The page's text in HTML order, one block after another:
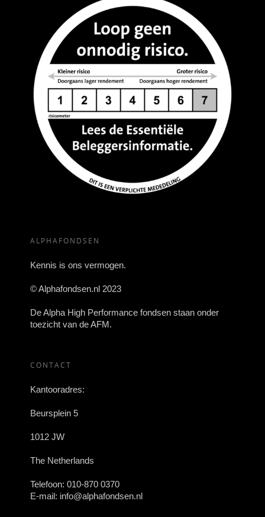
ALPHAFONDSEN
Kennis is ons vermogen.
© Alphafondsen.nl 2023
De Alpha High Performance fondsen staan onder
toezicht van de AFM.
CONTACT
Kantooradres:
Beursplein 5
1012 JW
The Netherlands
Telefoon: 010-870 0370
E-mail: info@alphafondsen.nl